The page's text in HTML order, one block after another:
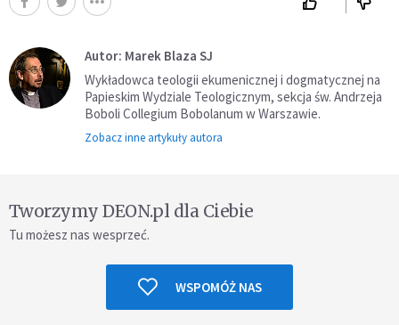
Autor: Marek Blaza SJ
Wykładowca teologii ekumenicznej i dogmatycznej na
Papieskim Wydziale Teologicznym, sekcja św. Andrzeja
Boboli Collegium Bobolanum w Warszawie.
Zobacz inne artykuły autora
Tworzymy DEON.pl dla Ciebie
Tu możesz nas wesprzeć.
WSPOMÓŻ NAS